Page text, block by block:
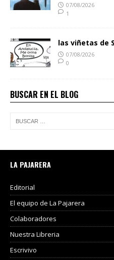
07/08/2026
1
las viñetas de
07/08/2026
0
BUSCAR EN EL BLOG
LA PAJARERA
Editorial
El equipo de La Pajarera
Colaboradores
Nuestra Libreria
Escrivivo